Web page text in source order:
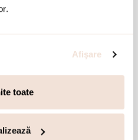
Afişare
toate
colectie:
-20%